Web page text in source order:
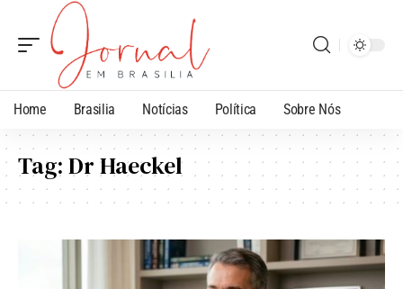
Home Brasilia Notícias Política Sobre Nós
Tag:Dr Haeckel